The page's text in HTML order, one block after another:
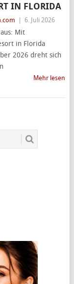
IN FLORIDA
6. Juli 2026
Mit
in Florida
2026 dreht sich
Mehr lesen